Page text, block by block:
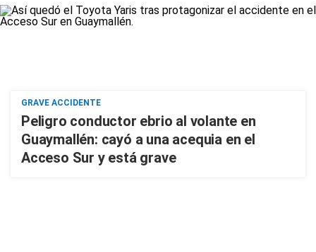
GRAVE ACCIDENTE
Peligro conductor ebrio al volante en
Guaymallén: cayó a una acequia en el
Acceso Sur y está grave